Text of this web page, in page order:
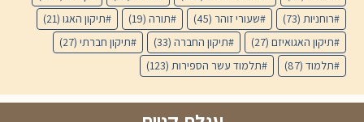
רוחניות (73) שעורי זוהר (45) תורה (19) תיקון האגו (21)
תיקון האגואיזם (27) תיקון החברה (33) תיקון חברתי (27)
תלמוד (87) תלמוד עשר הספירות (123)